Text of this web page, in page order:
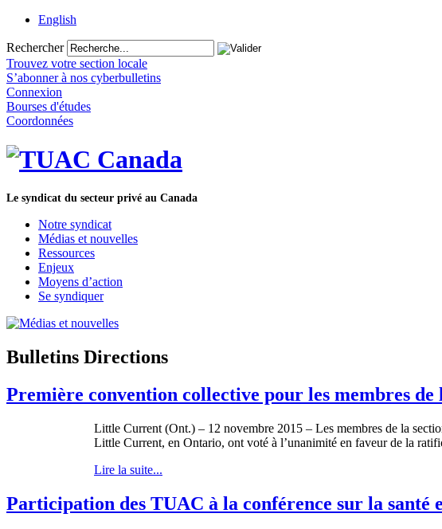
English
Rechercher
Trouvez votre section locale
S’abonner à nos cyberbulletins
Connexion
Bourses d'études
Coordonnées
Le syndicat du secteur privé au Canada
Notre syndicat
Médias et nouvelles
Ressources
Enjeux
Moyens d’action
Se syndiquer
Bulletins Directions
Première convention collective pour les membres
Little Current (Ont.) – 12 novembre 2015 – Les membres de la
Little Current, en Ontario, ont voté à l’unanimité en faveur de la
Lire la suite...
Participation des TUAC à la conférence sur la santé